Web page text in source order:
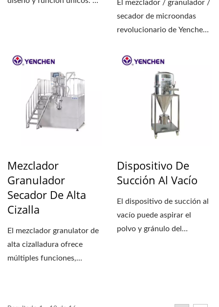
El mezclador / granulador /
secador de microondas
revolucionario de Yenchen
Mezclador
Granulador
Secador De Alta
Cizalla
El mezclador granulator de
alta cizalladura ofrece
múltiples funciones,
Dispositivo De
Succión Al Vacío
El dispositivo de succión al
vacío puede aspirar el
polvo y gránulo del